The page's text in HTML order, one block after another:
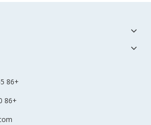
+86 755 29914211
+86 13510956930